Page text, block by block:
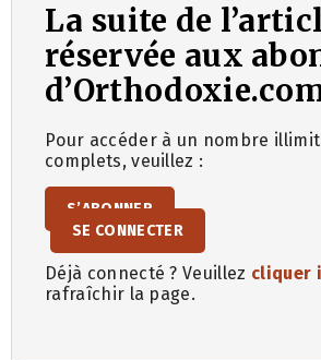
La suite de
réservée aux
Pour accéder à un nombre
complets, veuillez :
S’ABONNER
SE CONNECTER
Déjà connecté ? Veuillez cliquer
rafraîchir la page.